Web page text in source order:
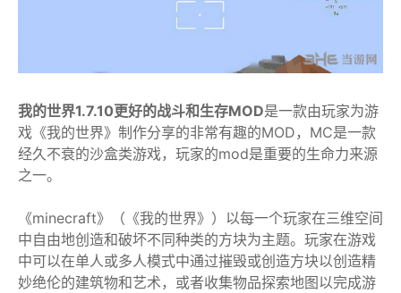
我的世界1.7.10更好的战斗和生存MOD是一款由玩家为游
戏《我的世界》制作分享的非常有趣的MOD，MC是一款
经久不衰的沙盒类游戏，玩家的mod是重要的生命力来源
之一。
《minecraft》（《我的世界》）以每一个玩家在三维空间
中自由地创造和破坏不同种类的方块为主题。玩家在游戏
中可以在单人或多人模式中通过摧毁或创造方块以创造精
妙绝伦的建筑物和艺术，或者收集物品探索地图以完成游